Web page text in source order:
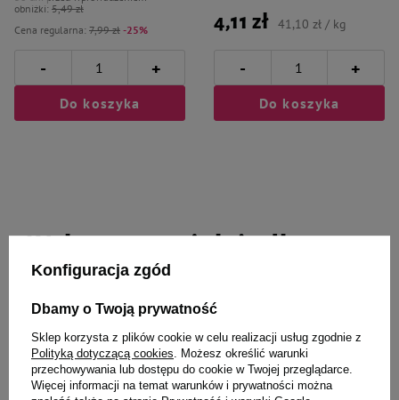
Cena regularna: 7,99 zł -25%
obniżki: 5,49 zł
- +
Do koszyka
4,11 zł 41,10 zł / kg
- +
Do koszyka
Wybrane specjalnie dla
Ciebie i Twojego czworonoga
Mokra karma weterynaryjna dla
psa ze schorzeniami wątroby
4Vets Natural Hepatic 6 x 185 g
4Vets Natural Hepatic karma
suszona dla psów z chorą
wątrobą 1 kg
Konfiguracja zgód
Dbamy o Twoją prywatność
Sklep korzysta z plików cookie w celu realizacji usług zgodnie z
Polityką dotyczącą cookies . Możesz określić warunki
przechowywania lub dostępu do cookie w Twojej przeglądarce.
Więcej informacji na temat warunków i prywatności można